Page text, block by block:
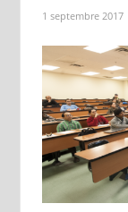
1 septembre 2017